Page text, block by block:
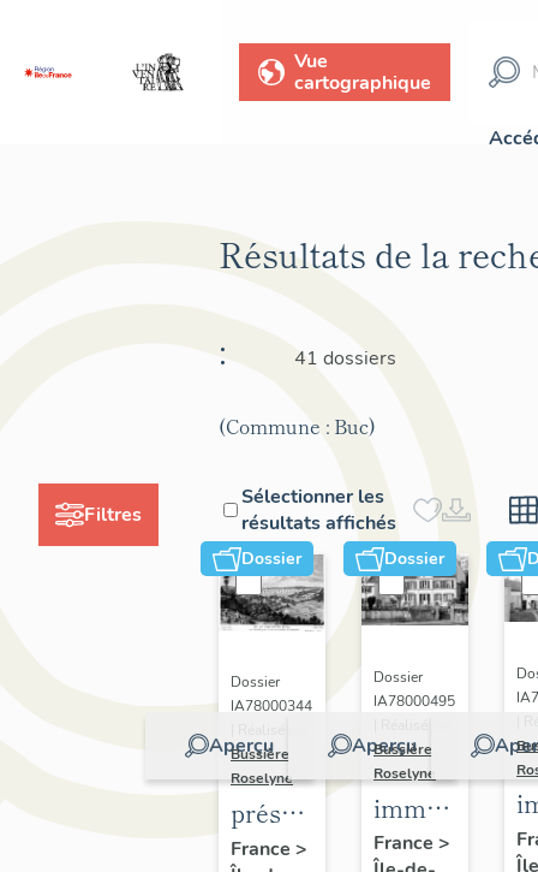
Vue
cartographique
Filtres
Résultats de la
:
41 dossiers
(Commune : Buc)
Sélectionner les
résultats affichés
Dossier
Aperçu
Dossier
IA78000344
Bussière
Roselyne
présentation
de la
France >
Dossier
Aperçu
Dossier
IA78000495
Bussière
Roselyne
immeubles,
maisons,
France >